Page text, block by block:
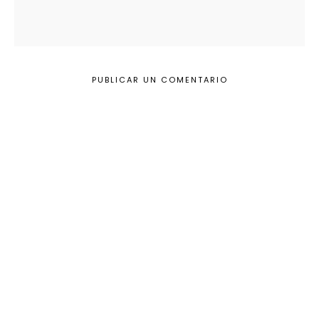
PUBLICAR UN COMENTARIO